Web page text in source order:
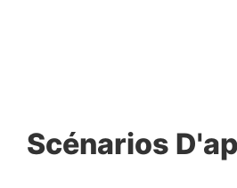
Scénarios